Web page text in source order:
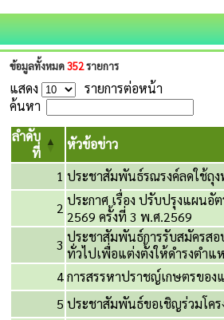
ข้อมูลทั้งหมด352รายการ
แสดง
รายการต่อหน้า
ค้นหา
ลำดับ
ที่
หัวข้อข่าว
1 ประชาสัมพันธ์รณรงค์ลดใช้ถุ
2 ประกาศ เรื่อง ปรับปรุงแผนอั
2569 ครั้งที่ 3 พ.ศ.2569
3 ประชาสัมพันธ์การรับสมัครส
ทั่วไปเพื่อแต่งตั้งให้ดำรงตำแ
4การสรรหาปราชญ์เกษตรขอ
5 ประชาสัมพันธ์ขอเชิญร่วมโคร